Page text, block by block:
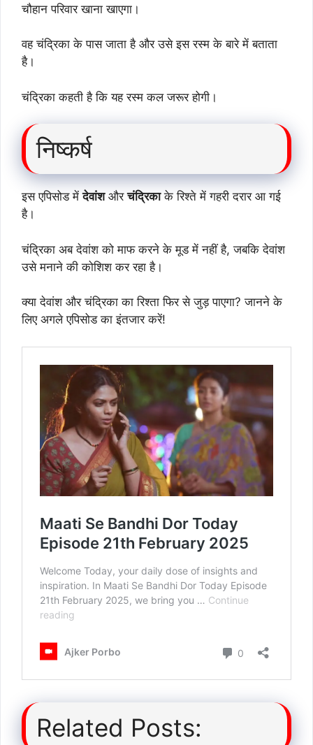
चौहान परिवार खाना खाएगा।
वह चंद्रिका के पास जाता है और उसे इस रस्म के बारे में बताता
है।
चंद्रिका कहती है कि यह रस्म कल जरूर होगी।
निष्कर्ष
इस एपिसोड मेंदेवांशऔरचंद्रिकाके रिश्ते में गहरी दरार आ गई
है।
चंद्रिका अब देवांश को माफ करने के मूड में नहीं है, जबकि देवांश
उसे मनाने की कोशिश कर रहा है।
क्या देवांश और चंद्रिका का रिश्ता फिर से जुड़ पाएगा? जानने के
लिए अगले एपिसोड का इंतजार करें!
Related Posts: